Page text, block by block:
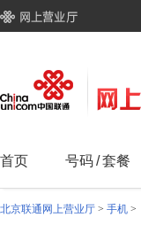
首页 号码/套餐
北京联通网上营业厅 > 手机 >